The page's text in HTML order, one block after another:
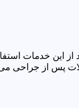
این خدمات
از جراحی می